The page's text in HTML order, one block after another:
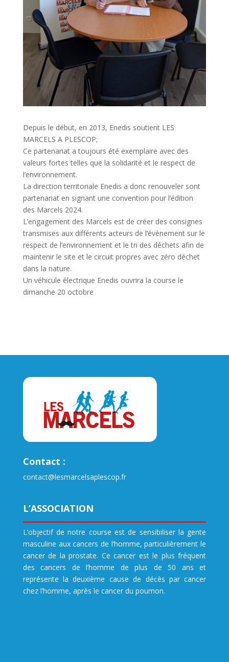
Depuis le début, en 2013, Enedis soutient LES
MARCELS A PLESCOP;
Ce partenariat a toujours été exemplaire avec des
valeurs fortes telles que la solidarité et le respect de
l’environnement.
La direction territoriale Enedis a donc renouveler sont
partenariat en signant une convention pour l’édition
des Marcels 2024.
L’engagement des Marcels est de créer des consignes
transmises aux différents acteurs de l’évènement sur le
respect de l’environnement et le tri des déchets afin de
maintenir le site et le circuit propres avec zéro déchet
dans la nature.
Un véhicule électrique Enedis ouvrira la course le
dimanche 20 octobre
Contact :
contact@lesmarcelsaplescop.fr
L’ASSOCIATION
L’objectif de notre course est de sensibiliser la gente
masculine aux cancers de l’homme, particulièrement le
cancer de la prostate. Ce cancer est le plus fréquent
des cancers de l’homme de plus de 50 ans et
représente la deuxième cause de décès par cancer
chez l’homme, après le cancer du poumon.